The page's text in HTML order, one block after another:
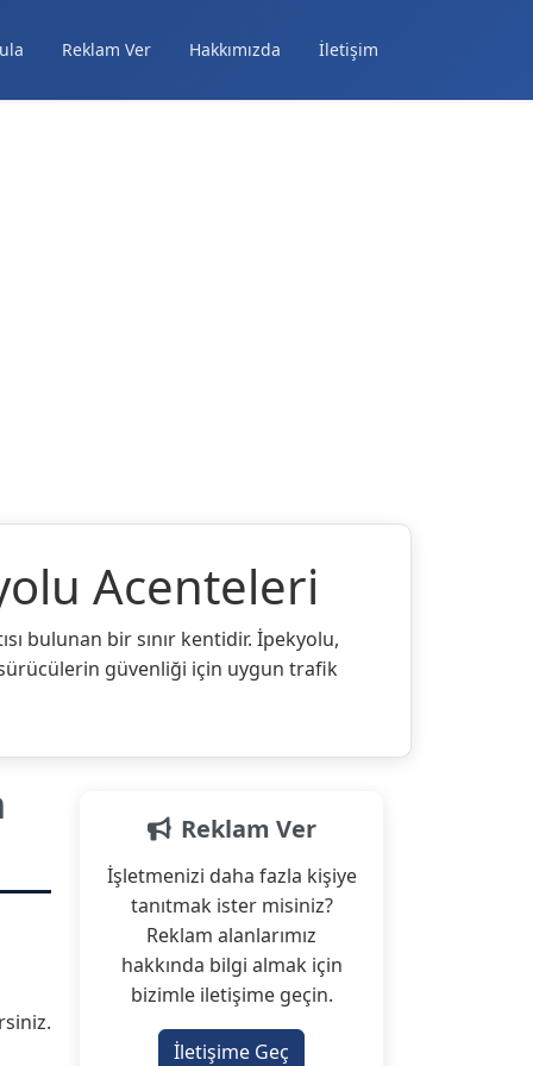
Reklam Ver Hakkımızda İletişim
Acenteleri
bulunan bir sınır kentidir. İpekyolu,
güvenliği için uygun trafik
Reklam Ver
İşletmenizi daha fazla kişiye
tanıtmak ister misiniz?
Reklam alanlarımız
hakkında bilgi almak için
bizimle iletişime geçin.
İletişime Geç